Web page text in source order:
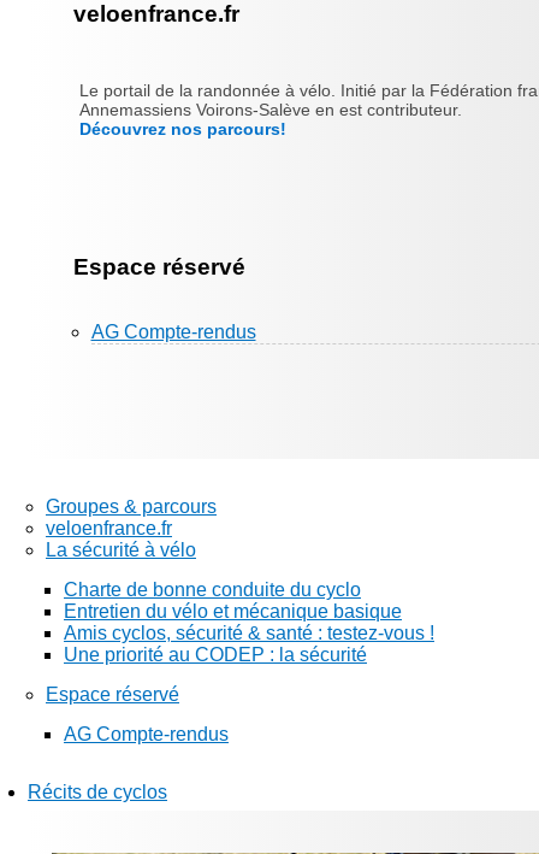
veloenfrance.fr
Le portail de la randonnée à vélo. Initié par la Fédération
Annemassiens Voirons-Salève en est contributeur.
Découvrez nos parcours!
Espace réservé
AG Compte-rendus
Groupes & parcours
veloenfrance.fr
La sécurité à vélo
Charte de bonne conduite du cyclo
Entretien du vélo et mécanique basique
Amis cyclos, sécurité & santé : testez-vous !
Une priorité au CODEP : la sécurité
Espace réservé
AG Compte-rendus
Récits de cyclos